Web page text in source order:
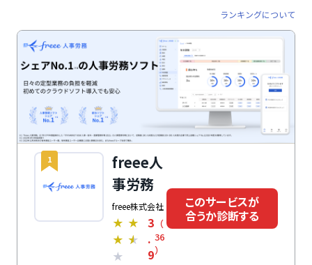
ランキングについて
1
freee人
事労務
freee株式会社
★ ★
★ ★
★
3
.
9
（
36
）
このサービスが
合うか診断する